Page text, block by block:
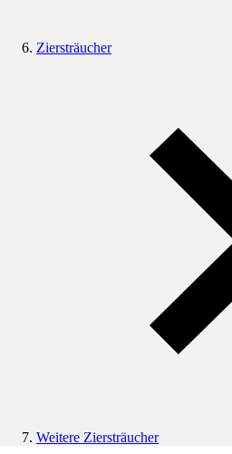
Ziersträucher
Weitere Ziersträucher